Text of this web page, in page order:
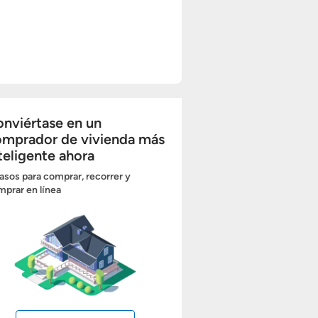
en un
de vivienda más
ahora
para comprar, recorrer y
en línea